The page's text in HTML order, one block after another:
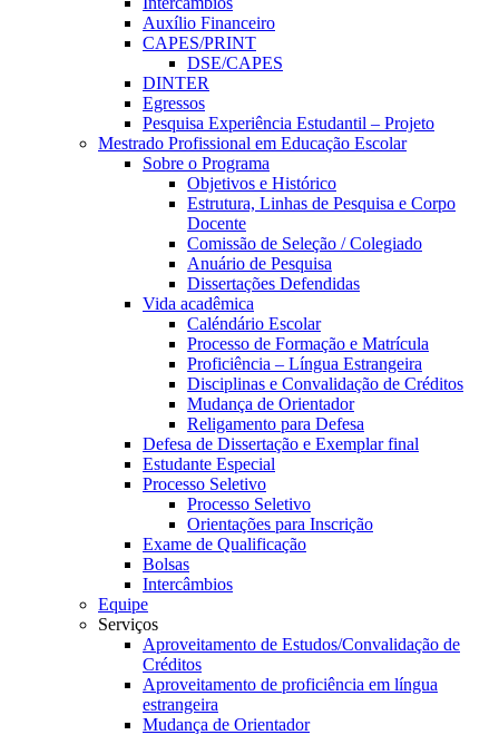
Auxílio Financeiro
CAPES/PRINT
DSE/CAPES
DINTER
Egressos
Pesquisa Experiência Estudantil – Projeto
Mestrado Profissional em Educação Escolar
Sobre o Programa
Objetivos e Histórico
Estrutura, Linhas de Pesquisa e Corpo
Docente
Comissão de Seleção / Colegiado
Anuário de Pesquisa
Dissertações Defendidas
Vida acadêmica
Caléndário Escolar
Processo de Formação e Matrícula
Proficiência – Língua Estrangeira
Disciplinas e Convalidação de Créditos
Mudança de Orientador
Religamento para Defesa
Defesa de Dissertação e Exemplar final
Estudante Especial
Processo Seletivo
Processo Seletivo
Orientações para Inscrição
Exame de Qualificação
Bolsas
Intercâmbios
Equipe
Serviços
Aproveitamento de Estudos/Convalidação de
Créditos
Aproveitamento de proficiência em língua
estrangeira
Mudança de Orientador